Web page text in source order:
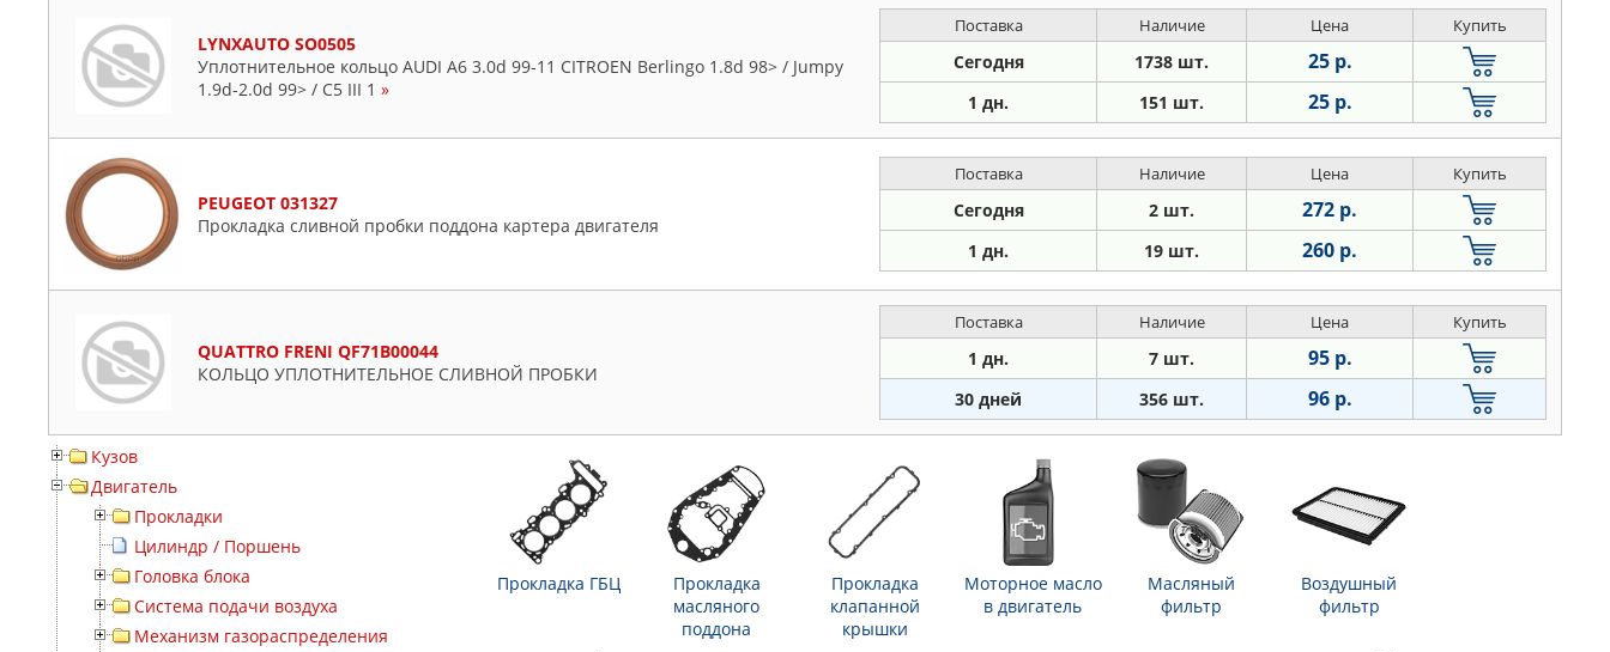
LYNXAUTO SO0505
Уплотнительное кольцо AUDI A6 3.0d 99-11 CITROEN Berlingo 1.8d 98> / Jumpy
1.9d-2.0d 99> / C5 III 1 »
Поставка Наличие Цена Купить
Сегодня 1738 шт. 25 р.
1 дн. 151 шт. 25 р.
PEUGEOT 031327
Прокладка сливной пробки поддона картера двигателя
Поставка Наличие Цена Купить
Сегодня 2 шт. 272 р.
1 дн. 19 шт. 260 р.
QUATTRO FRENI QF71B00044
КОЛЬЦО УПЛОТНИТЕЛЬНОЕ СЛИВНОЙ ПРОБКИ
Поставка Наличие Цена Купить
1 дн. 7 шт. 95 р.
30 дней 356 шт. 96 р.
Кузов
Двигатель
Прокладки
Цилиндр / Поршень
Головка блока
Система подачи воздуха
Механизм газораспределения
Прокладка ГБЦ
Прокладка
масляного
поддона
Прокладка
клапанной
крышки
Моторное масло
в двигатель
Масляный
фильтр
Воздушный
фильтр